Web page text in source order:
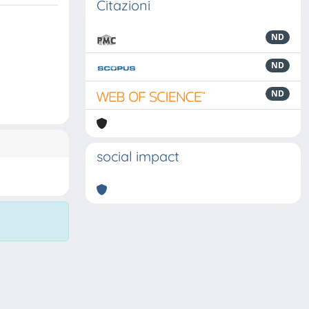
Citazioni
ND
ND
ND
social impact